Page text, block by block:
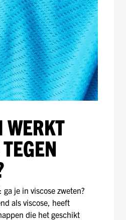
WERKT
je in viscose zweten?
als viscose, heeft
die het geschikt